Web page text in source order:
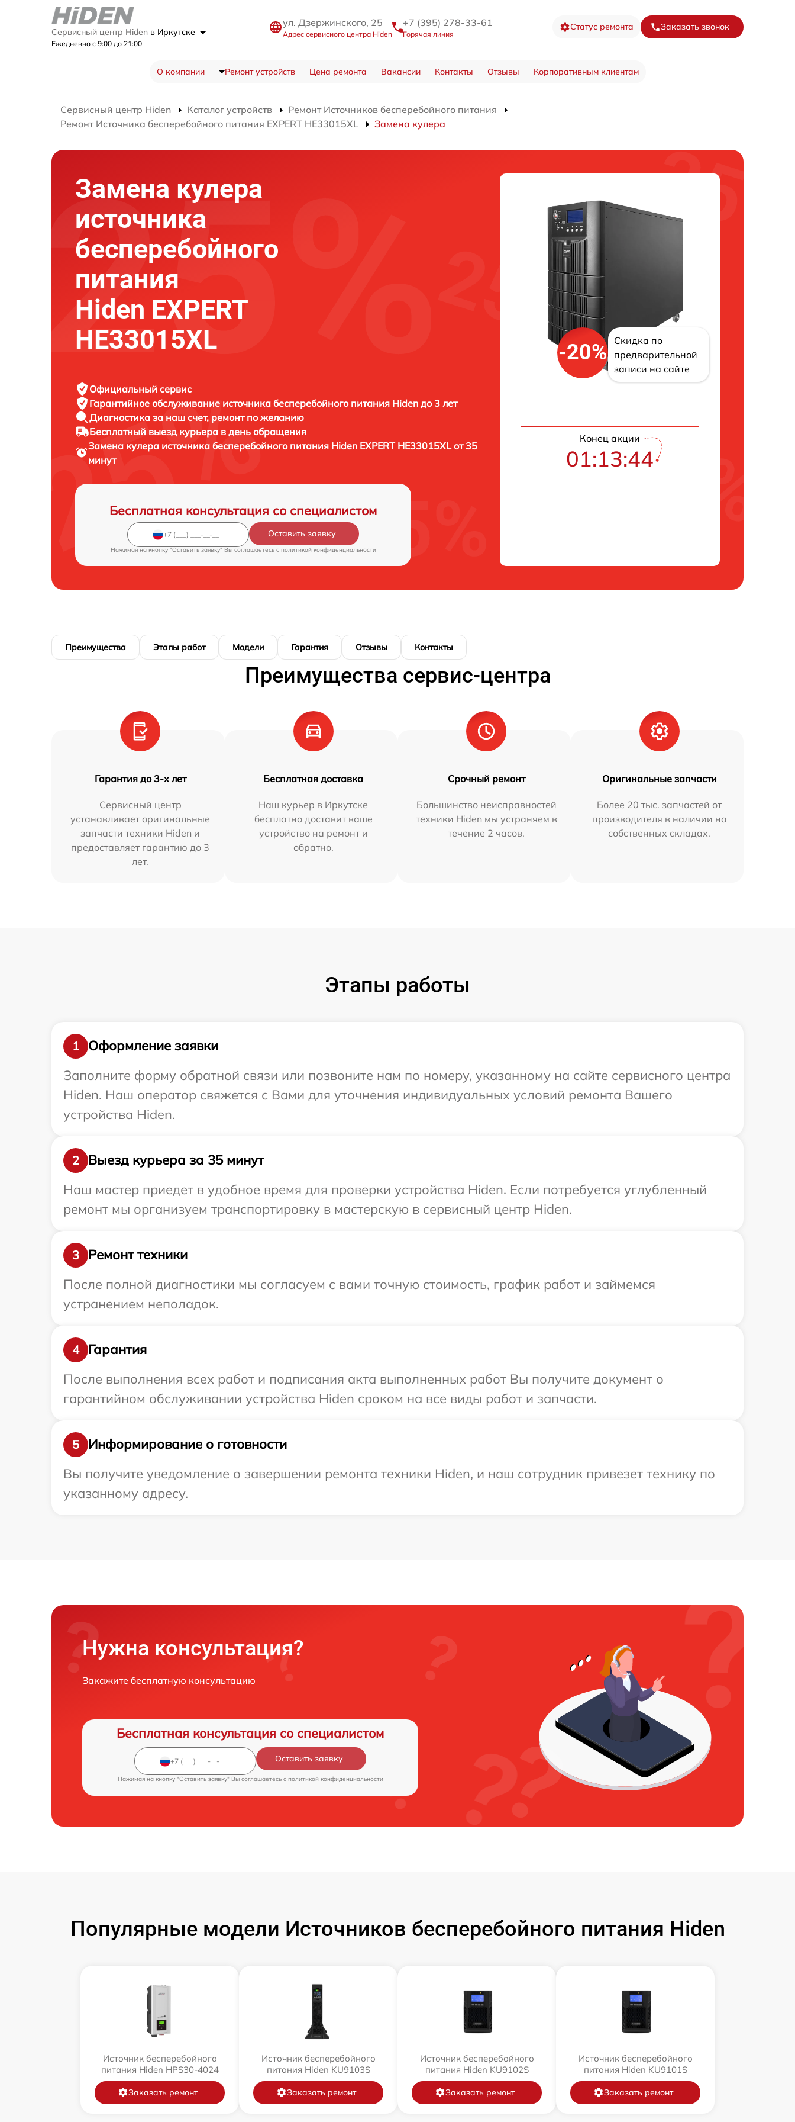
Сервисный центр Hiden в Иркутске
Ежедневно с 9:00 до 21:00
ул. Дзержинского, 25
Адрес сервисного центра Hiden
+7 (395) 278-33-61
Горячая линия
Статус ремонта Заказать звонок
О компании Ремонт устройств Цена ремонта Вакансии Контакты Отзывы Корпоративным клиентам
Сервисный центр Hiden Каталог устройств
Ремонт Источников бесперебойного питания
Ремонт Источника бесперебойного питания EXPERT HE33015XL
Замена кулера
Замена кулера
источника
бесперебойного
питания
Hiden EXPERT
HE33015XL
Официальный сервис
Гарантийное обслуживание источника бесперебойного питания Hiden до 3 лет
Диагностика за наш счет, ремонт по желанию
Бесплатный выезд курьера в день обращения
Замена кулера источника бесперебойного питания Hiden EXPERT HE33015XL от 35
минут
Бесплатная консультация со специалистом
Оставить заявку
Нажимая на кнопку "Оставить заявку" Вы соглашаетесь c политикой конфиденциальности
-20%
Скидка по
предварительной
записи на сайте
Конец акции
01:13:43
Преимущества Этапы работ Модели Гарантия Отзывы Контакты
Преимущества сервис-центра
Гарантия до 3-х лет
Сервисный центр
устанавливает оригинальные
запчасти техники Hiden и
предоставляет гарантию до 3
лет.
Бесплатная доставка
Наш курьер в Иркутске
бесплатно доставит ваше
устройство на ремонт и
обратно.
Срочный ремонт
Большинство неисправностей
техники Hiden мы устраняем в
течение 2 часов.
Оригинальные запчасти
Более 20 тыс. запчастей от
производителя в наличии на
собственных складах.
Этапы работы
1
Оформление заявки
Заполните форму обратной связи или позвоните нам по номеру, указанному на сайте сервисного центра
Hiden. Наш оператор свяжется с Вами для уточнения индивидуальных условий ремонта Вашего
устройства Hiden.
2
Выезд курьера за 35 минут
Наш мастер приедет в удобное время для проверки устройства Hiden. Если потребуется углубленный
ремонт мы организуем транспортировку в мастерскую в сервисный центр Hiden.
3
Ремонт техники
После полной диагностики мы согласуем с вами точную стоимость, график работ и займемся
устранением неполадок.
4
Гарантия
После выполнения всех работ и подписания акта выполненных работ Вы получите документ о
гарантийном обслуживании устройства Hiden сроком на все виды работ и запчасти.
5
Информирование о готовности
Вы получите уведомление о завершении ремонта техники Hiden, и наш сотрудник привезет технику по
указанному адресу.
Нужна консультация?
Закажите бесплатную консультацию
Бесплатная консультация со специалистом
Оставить заявку
Нажимая на кнопку "Оставить заявку" Вы соглашаетесь c политикой конфиденциальности
Популярные модели Источников бесперебойного питания Hiden
Источник бесперебойного
питания Hiden HPS30-4024
Заказать ремонт
Источник бесперебойного
питания Hiden KU9103S
Заказать ремонт
Источник бесперебойного
питания Hiden KU9102S
Заказать ремонт
Источник бесперебойного
питания Hiden KU9101S
Заказать ремонт